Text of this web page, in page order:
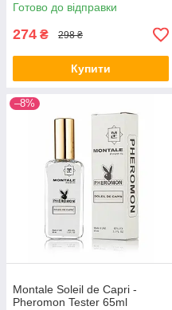
Готово до відправки
274 ₴ 298 ₴
Купити
–8%
Montale Soleil de Capri -
Pheromon Tester 65ml